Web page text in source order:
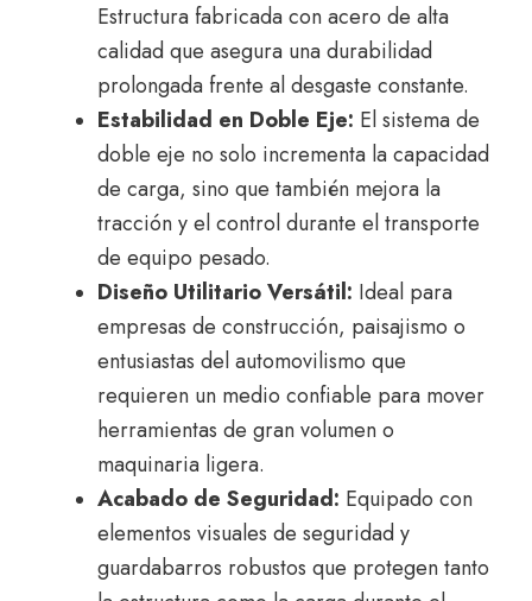
Estructura fabricada con acero de alta
calidad que asegura una durabilidad
prolongada frente al desgaste constante.
Estabilidad en Doble Eje: El sistema de
doble eje no solo incrementa la capacidad
de carga, sino que también mejora la
tracción y el control durante el transporte
de equipo pesado.
Diseño Utilitario Versátil: Ideal para
empresas de construcción, paisajismo o
entusiastas del automovilismo que
requieren un medio confiable para mover
herramientas de gran volumen o
maquinaria ligera.
Acabado de Seguridad: Equipado con
elementos visuales de seguridad y
guardabarros robustos que protegen tanto